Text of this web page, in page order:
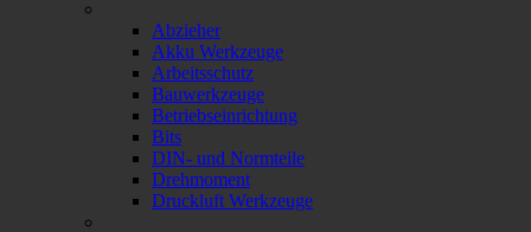
Abzieher
Akku Werkzeuge
Arbeitsschutz
Bauwerkzeuge
Betriebseinrichtung
Bits
DIN- und Normteile
Drehmoment
Druckluft Werkzeuge